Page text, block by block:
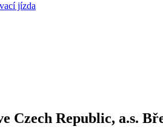
jízda
Czech Republic, a.s.